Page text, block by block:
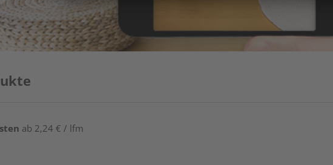
ab 2,24 € / lfm